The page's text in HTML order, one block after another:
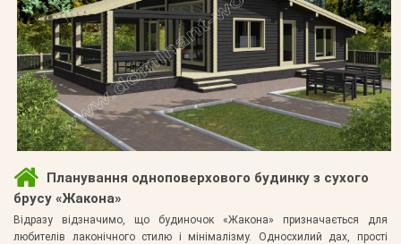
Планування одноповерхового будинку з сухого
брусу «Жакона»
Відразу відзначимо, що будиночок «Жакона» призначається для
любителів лаконічного стилю і мінімалізму. Односхилий дах, прості